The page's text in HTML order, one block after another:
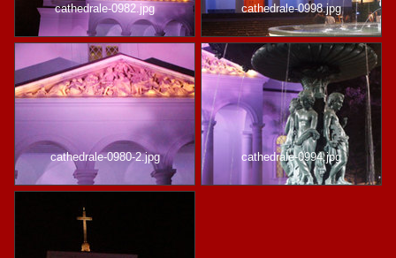
cathedrale-0982.jpg cathedrale-0998.jpg
cathedrale-0980-2.jpg cathedrale-0994.jpg